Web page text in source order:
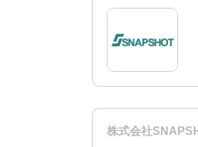
株式会社